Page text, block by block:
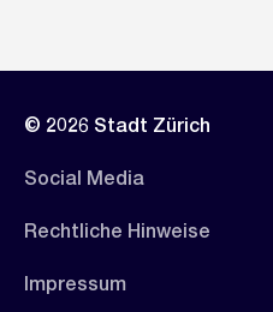
© 2026 Stadt Zürich
Social Media
Rechtliche Hinweise
Impressum